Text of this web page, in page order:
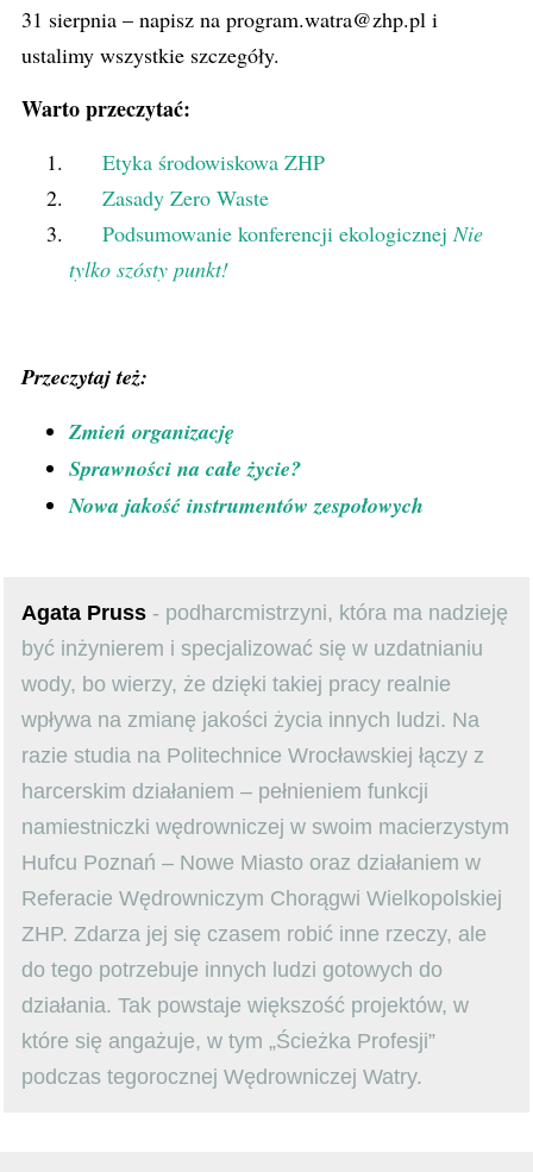
31 sierpnia – napisz na program.watra@zhp.pl i
ustalimy wszystkie szczegóły.
Warto przeczytać:
Etyka środowiskowa ZHP
Zasady Zero Waste
Podsumowanie konferencji ekologicznej Nie
tylko szósty punkt!
Przeczytaj też:
Zmień organizację
Sprawności na całe życie?
Nowa jakość instrumentów zespołowych
Agata Pruss - podharcmistrzyni, która ma nadzieję
być inżynierem i specjalizować się w uzdatnianiu
wody, bo wierzy, że dzięki takiej pracy realnie
wpływa na zmianę jakości życia innych ludzi. Na
razie studia na Politechnice Wrocławskiej łączy z
harcerskim działaniem – pełnieniem funkcji
namiestniczki wędrowniczej w swoim macierzystym
Hufcu Poznań – Nowe Miasto oraz działaniem w
Referacie Wędrowniczym Chorągwi Wielkopolskiej
ZHP. Zdarza jej się czasem robić inne rzeczy, ale
do tego potrzebuje innych ludzi gotowych do
działania. Tak powstaje większość projektów, w
które się angażuje, w tym „Ścieżka Profesji”
podczas tegorocznej Wędrowniczej Watry.